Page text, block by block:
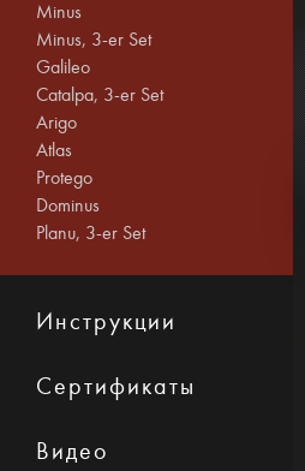
Minus
Minus, 3-er Set
Galileo
Catalpa, 3-er Set
Arigo
Atlas
Protego
Dominus
Planu, 3-er Set
Инструкции
Сертификаты
Видео